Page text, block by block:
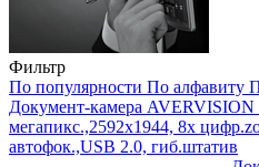
Фильтр
По популярности По алфавиту
Документ-камера AVERVISION
мегапикс.,2592x1944, 8х
автофок.,USB 2.0, гиб.штатив